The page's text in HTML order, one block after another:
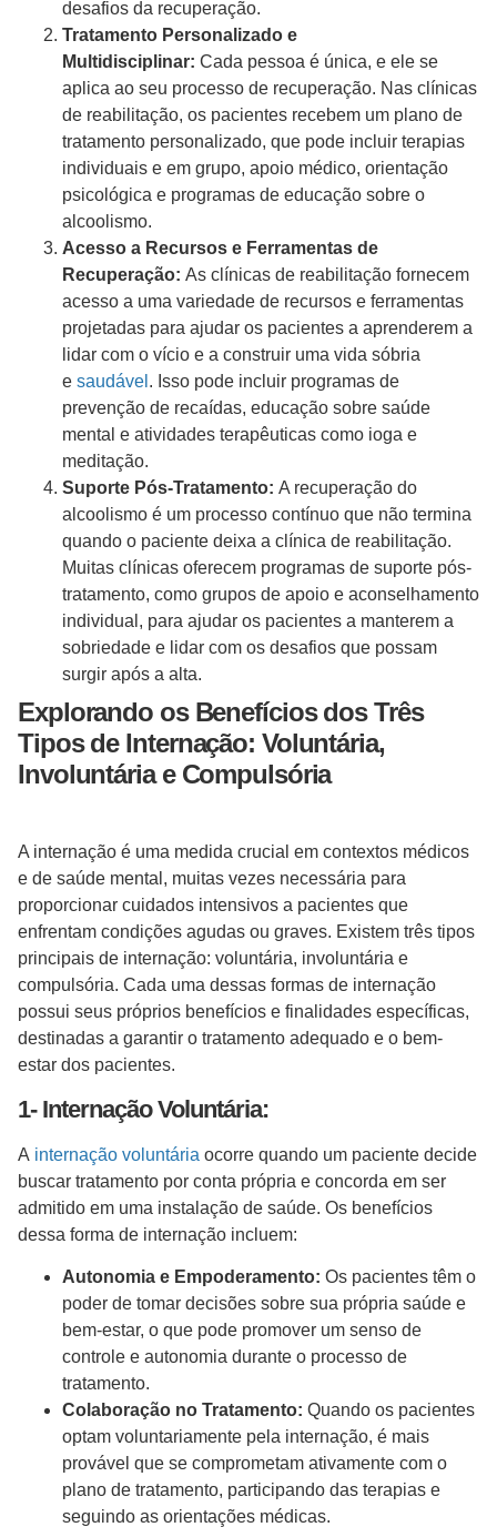
desafios da recuperação.
Tratamento Personalizado e
Multidisciplinar: Cada pessoa é única, e ele se
aplica ao seu processo de recuperação. Nas clínicas
de reabilitação, os pacientes recebem um plano de
tratamento personalizado, que pode incluir terapias
individuais e em grupo, apoio médico, orientação
psicológica e programas de educação sobre o
alcoolismo.
Acesso a Recursos e Ferramentas de
Recuperação: As clínicas de reabilitação fornecem
acesso a uma variedade de recursos e ferramentas
projetadas para ajudar os pacientes a aprenderem a
lidar com o vício e a construir uma vida sóbria
e saudável . Isso pode incluir programas de
prevenção de recaídas, educação sobre saúde
mental e atividades terapêuticas como ioga e
meditação.
Suporte Pós-Tratamento: A recuperação do
alcoolismo é um processo contínuo que não termina
quando o paciente deixa a clínica de reabilitação.
Muitas clínicas oferecem programas de suporte pós-
tratamento, como grupos de apoio e aconselhamento
individual, para ajudar os pacientes a manterem a
sobriedade e lidar com os desafios que possam
surgir após a alta.
Explorando os Benefícios dos Três
Tipos de Internação: Voluntária,
Involuntária e Compulsória
A internação é uma medida crucial em contextos médicos
e de saúde mental, muitas vezes necessária para
proporcionar cuidados intensivos a pacientes que
enfrentam condições agudas ou graves. Existem três tipos
principais de internação: voluntária, involuntária e
compulsória. Cada uma dessas formas de internação
possui seus próprios benefícios e finalidades específicas,
destinadas a garantir o tratamento adequado e o bem-
estar dos pacientes.
1- Internação Voluntária:
A internação voluntária ocorre quando um paciente decide
buscar tratamento por conta própria e concorda em ser
admitido em uma instalação de saúde. Os benefícios
dessa forma de internação incluem:
Autonomia e Empoderamento: Os pacientes têm o
poder de tomar decisões sobre sua própria saúde e
bem-estar, o que pode promover um senso de
controle e autonomia durante o processo de
tratamento.
Colaboração no Tratamento: Quando os pacientes
optam voluntariamente pela internação, é mais
provável que se comprometam ativamente com o
plano de tratamento, participando das terapias e
seguindo as orientações médicas.